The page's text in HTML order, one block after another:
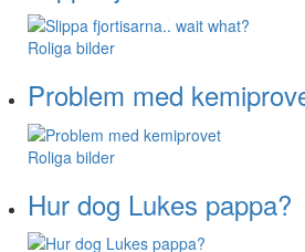
Roliga bilder
Problem med
Roliga bilder
Hur dog Lukes pappa?